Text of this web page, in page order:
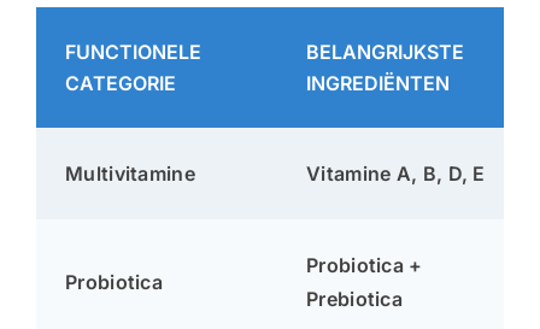
FUNCTIONELE
CATEGORIE
BELANGRIJKSTE
INGREDIËNTEN
Multivitamine Vitamine A, B, D, E
Probiotica
Probiotica +
Prebiotica